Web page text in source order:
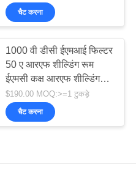
चैट करना
1000 वी डीसी ईएमआई फिल्टर
50 ए आरएफ शील्डिंग रूम
ईएमसी कक्ष आरएफ शील्डिंग
रूम ईएमसी कक्ष
$190.00 MOQ:>=1 टुकड़े
चैट करना